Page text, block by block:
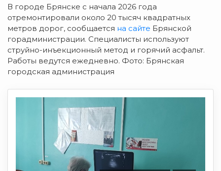
В городе Брянске с начала 2026 года
отремонтировали около 20 тысяч квадратных
метров дорог, сообщается на сайте Брянской
горадминистрации. Специалисты используют
струйно-инъекционный метод и горячий асфальт.
Работы ведутся ежедневно. Фото: Брянская
городская администрация